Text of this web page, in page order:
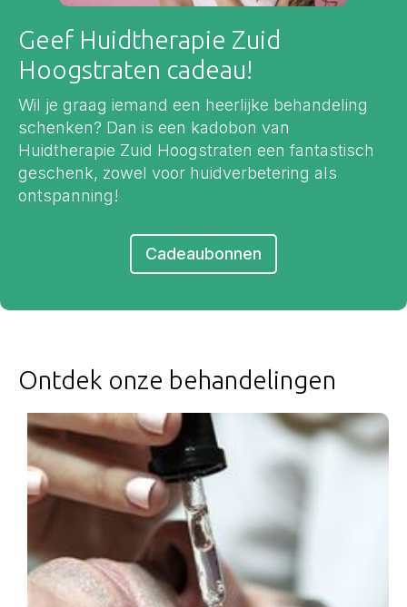
Geef Huidtherapie Zuid
Hoogstraten cadeau!
Wil je graag iemand een heerlijke behandeling
schenken? Dan is een kadobon van
Huidtherapie Zuid Hoogstraten een fantastisch
geschenk, zowel voor huidverbetering als
ontspanning!
Cadeaubonnen
Ontdek onze behandelingen